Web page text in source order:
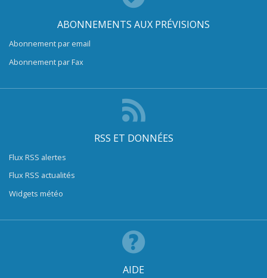
ABONNEMENTS AUX PRÉVISIONS
Abonnement par email
Abonnement par Fax
RSS ET DONNÉES
Flux RSS alertes
Flux RSS actualités
Widgets météo
AIDE